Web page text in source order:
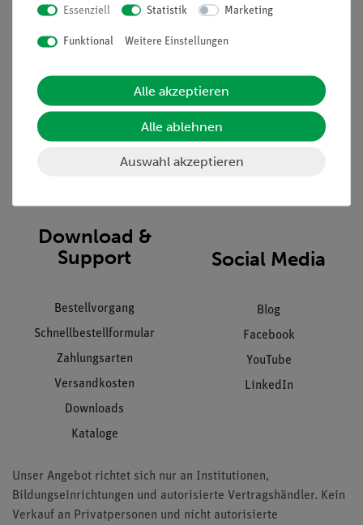
Projekte und Lösungen
Presse
Hinweisgeberschutz
Datenschutz
Impressum
Beratung & Showroom
Inventarisierungs- &
Inbetriebnahme & Schulungen
Kundendienst
Download &
Support
Bestellvorgang
Schnellbestellformular
Zahlungsarten
Versandkosten
Downloads
Kataloge
Social Media
Blog
Facebook
YouTube
LinkedIn
Unser Angebot richtet sich nur an Institutionen,
Bildungseinrichtungen und autorisierte Vertragshändler. Kein
Verkauf an Privatpersonen und nicht autorisierte
Essenziell Statistik Marketing
Funktional Weitere Einstellungen
Alle akzeptieren
Alle ablehnen
Auswahl akzeptieren